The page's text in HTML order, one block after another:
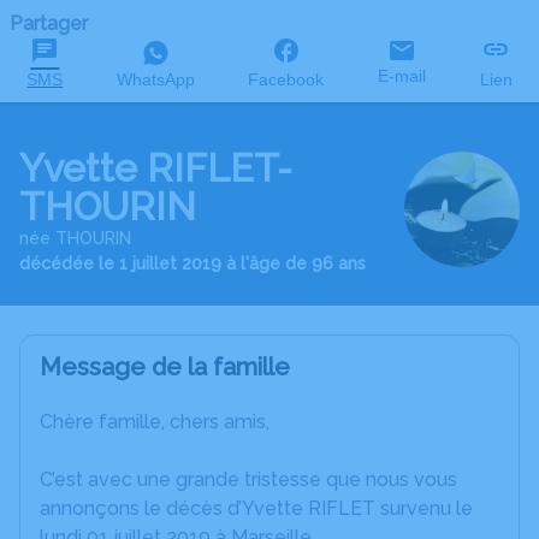
Partager
SMS WhatsApp Facebook E-mail Lien
Yvette RIFLET-
THOURIN
née THOURIN
décédée le 1 juillet 2019 à l'âge de 96 ans
Message de la famille
Chère famille, chers amis,
C’est avec une grande tristesse que nous vous
annonçons le décès d’Yvette RIFLET survenu le